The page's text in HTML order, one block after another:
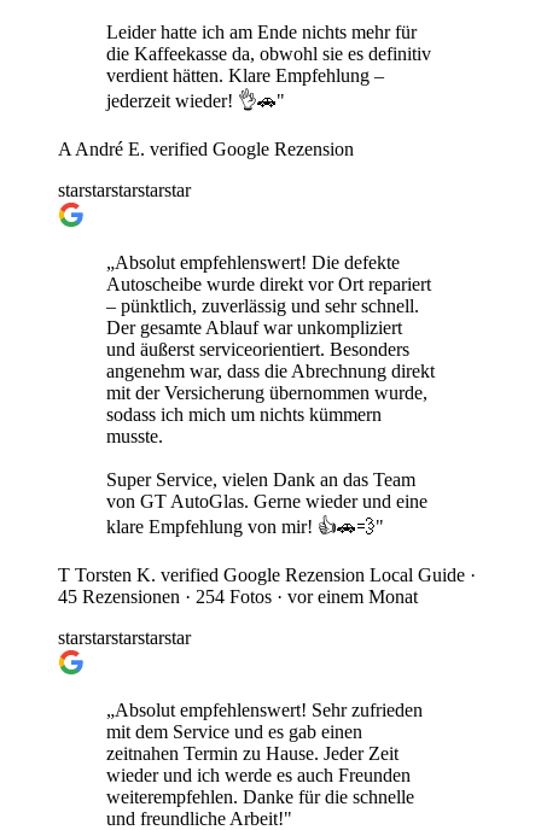
Leider hatte ich am Ende nichts mehr für
die Kaffeekasse da, obwohl sie es definitiv
verdient hätten. Klare Empfehlung –
jederzeit wieder! 👌🚗"
A André E. verified Google Rezension
starstarstarstarstar
„Absolut empfehlenswert! Die defekte
Autoscheibe wurde direkt vor Ort repariert
– pünktlich, zuverlässig und sehr schnell.
Der gesamte Ablauf war unkompliziert
und äußerst serviceorientiert. Besonders
angenehm war, dass die Abrechnung direkt
mit der Versicherung übernommen wurde,
sodass ich mich um nichts kümmern
musste.
Super Service, vielen Dank an das Team
von GT AutoGlas. Gerne wieder und eine
klare Empfehlung von mir! 👍🚗💨"
T Torsten K. verified Google Rezension Local Guide ·
45 Rezensionen · 254 Fotos · vor einem Monat
starstarstarstarstar
„Absolut empfehlenswert! Sehr zufrieden
mit dem Service und es gab einen
zeitnahen Termin zu Hause. Jeder Zeit
wieder und ich werde es auch Freunden
weiterempfehlen. Danke für die schnelle
und freundliche Arbeit!"